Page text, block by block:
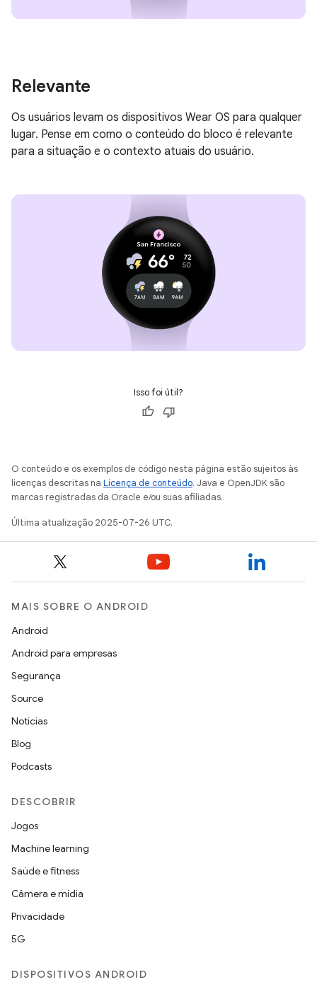
Relevante
Os usuários levam os dispositivos Wear OS para qualquer
lugar. Pense em como o conteúdo do bloco é relevante
para a situação e o contexto atuais do usuário.
Isso foi útil?
O conteúdo e os exemplos de código nesta página estão sujeitos às
licenças descritas na Licença de conteúdo. Java e OpenJDK são
marcas registradas da Oracle e/ou suas afiliadas.
Última atualização 2025-07-26 UTC.
MAIS SOBRE O ANDROID
Android
Android para empresas
Segurança
Source
Notícias
Blog
Podcasts
DESCOBRIR
Jogos
Machine learning
Saúde e fitness
Câmera e mídia
Privacidade
5G
DISPOSITIVOS ANDROID